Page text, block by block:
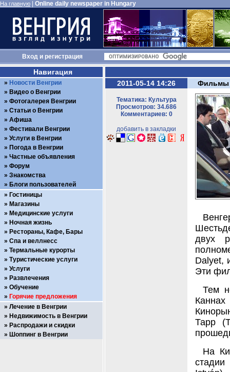
На главную Online daily newspaper in Hungary
Входи регистрация
2011-05-14 14:26
Тематика: Культура
Просмотров: 34.686
Комментариев: 0
добавить в закладки
Фильмы
двух
Dalyet,
Эти
Тем
Тарр
На
Навигация
Новости Венгрии
Видео о Венгрии
Фотогалерея Венгрии
Статьи о Венгрии
Афиша
Фестивали Венгрии
Услуги в Венгрии
Погода в Венгрии
Частные объявления
Форум
Знакомства
Блоги пользователей
Гостиницы
Магазины
Медицинские услуги
Ночная жизнь
Рестораны, Кафе, Бары
Спа и веллнесс
Термальные курорты
Туристические услуги
Услуги
Развлечения
Обучение
Горячие предложения
Лечение в Венгрии
Недвижимость в Венгрии
Распродажи и скидки
Шоппинг в Венгрии